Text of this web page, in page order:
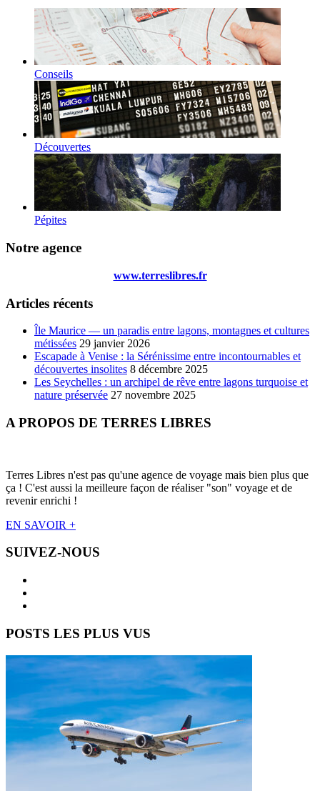
Conseils
Découvertes
Pépites
Notre agence
www.terreslibres.fr
Articles récents
Île Maurice — un paradis entre lagons, montagnes et cultures
métissées 29 janvier 2026
Escapade à Venise : la Sérénissime entre incontournables et
découvertes insolites 8 décembre 2025
Les Seychelles : un archipel de rêve entre lagons turquoise et
nature préservée 27 novembre 2025
A PROPOS DE TERRES LIBRES
Terres Libres n'est pas qu'une agence de voyage mais bien plus que
ça ! C'est aussi la meilleure façon de réaliser "son" voyage et de
revenir enrichi !
EN SAVOIR +
SUIVEZ-NOUS
POSTS LES PLUS VUS